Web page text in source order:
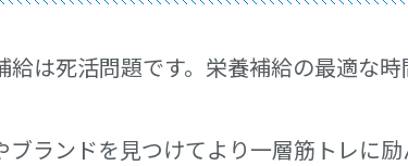
給は死活問題です。栄養補給の最適な
ブランドを見つけてより一層筋トレに